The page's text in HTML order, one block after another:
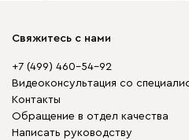
Свяжитесь с нами
+7 (499) 460-54-92
Видеоконсультация со
Контакты
Обращение в отдел качества
Написать руководству